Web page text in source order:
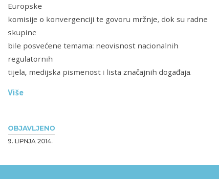
OBJAVLJENO
9. LIPNJA 2014.
Europske
komisije o konvergenciji te govoru mržnje, dok su radne
skupine
bile posvećene temama: neovisnost nacionalnih
regulatornih
tijela, medijska pismenost i lista značajnih događaja.
Više